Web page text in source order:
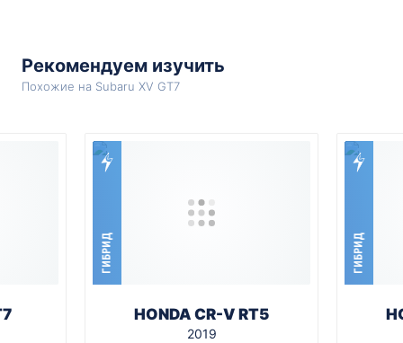
Рекомендуем изучить
Похожие на Subaru XV GT7
ГИБРИД
HONDA CR-V RT5
2019
ГИБРИД